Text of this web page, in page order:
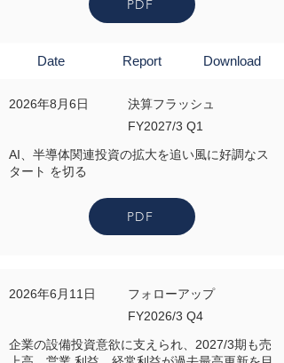
PDF
Date Report Download
2026年8月6日
決算フラッシュ
FY2027/3 Q1
AI、半導体関連投資の拡大を追い風に好調なス
タート を切る
PDF
2026年6月11日
フォローアップ
FY2026/3 Q4
企業の設備投資意欲に支えられ、2027/3期も売